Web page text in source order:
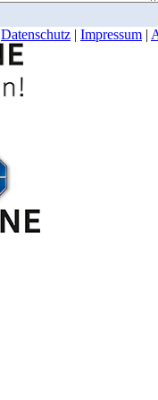
Datenschutz | Impressum |